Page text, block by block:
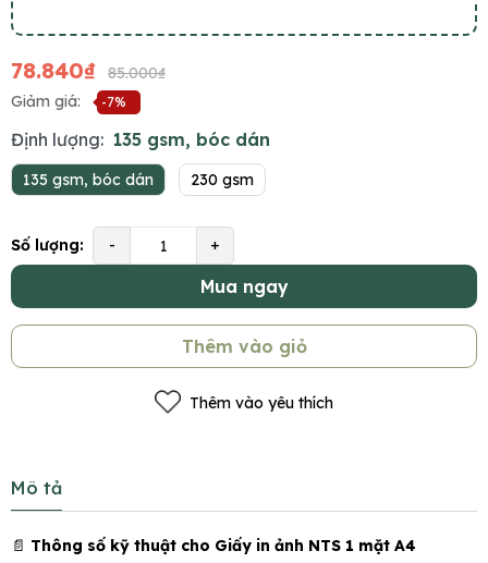
78.840₫
85.000₫
Giảm giá:
-7%
Định lượng: 135 gsm, bóc dán
135 gsm, bóc dán 230 gsm
Số lượng: - +
Mua ngay
Thêm vào giỏ
Thêm vào yêu thích
Mô tả
📄 Thông số kỹ thuật cho Giấy in ảnh NTS 1 mặt A4